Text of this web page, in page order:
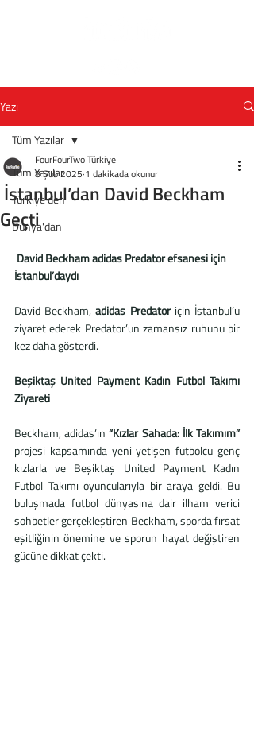
Yazı
Tüm Yazılar
Türkiye'den
Dünya'dan
Tüm Yazılar
İstanbul’dan David Beckham
Geçti
FourFourTwo Türkiye
8 Şub 2025 1 dakikada okunur
David Beckham adidas Predator efsanesi için
İstanbul’daydı
David Beckham, adidas Predator için İstanbul’u
ziyaret ederek Predator’un zamansız ruhunu bir
kez daha gösterdi.
Beşiktaş United Payment Kadın Futbol Takımı
Ziyareti
Beckham, adidas’ın
“Kızlar Sahada: İlk Takımım”
projesi kapsamında yeni yetişen futbolcu genç
kızlarla ve Beşiktaş United Payment Kadın
Futbol Takımı oyuncularıyla bir araya geldi. Bu
buluşmada futbol dünyasına dair ilham verici
sohbetler gerçekleştiren Beckham, sporda fırsat
eşitliğinin önemine ve sporun hayat değiştiren
gücüne dikkat çekti.